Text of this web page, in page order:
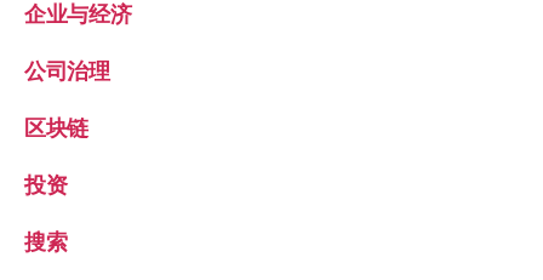
企业与经济
公司治理
区块链
投资
搜索